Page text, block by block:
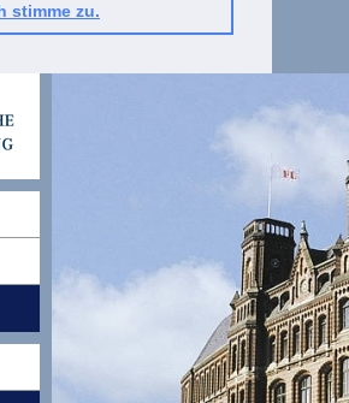
stimme zu.